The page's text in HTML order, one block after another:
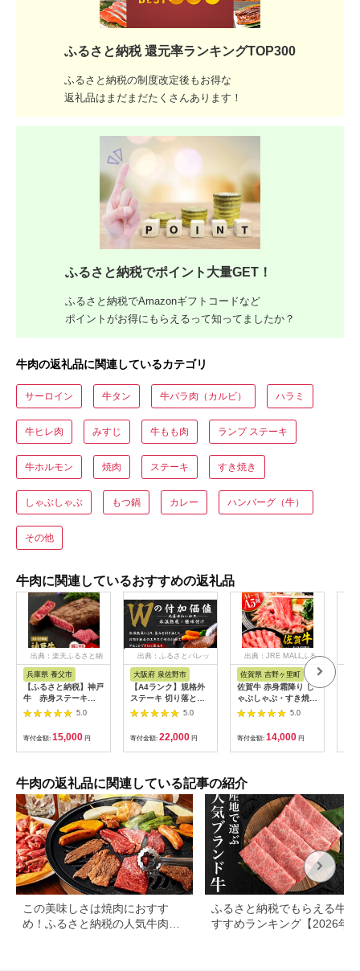
ふるさと納税 還元率ランキングTOP300
ふるさと納税の制度改定後もお得な
返礼品はまだまだたくさんあります！
ふるさと納税でポイント大量GET！
ふるさと納税でAmazonギフトコードなど
ポイントがお得にもらえるって知ってましたか？
牛肉の返礼品に関連しているカテゴリ
サーロイン 牛タン 牛バラ肉（カルビ） ハラミ
牛ヒレ肉 みすじ 牛もも肉 ランプ ステーキ
牛ホルモン 焼肉 ステーキ すき焼き
しゃぶしゃぶ もつ鍋 カレー ハンバーグ（牛）
その他
牛肉に関連しているおすすめの返礼品
出典：楽天ふるさと納
兵庫県 養父市
【ふるさと納税】神戸
牛 赤身ステーキ
(200g/300g/400g/55
0g/1200g)_ 神戸牛 神
戸ビーフ 黒毛和牛 ス
テーキ 赤身肉 牛肉 和
牛 ブランド牛 高級肉
プレゼント 焼肉 グル
メ 送料無料 【配送不
可地域：離島】
【G1440980】
5.0
寄付金額: 15,000 円
出典：ふるさとパレッ
大阪府 泉佐野市
【A4ランク】規格外
ステーキ 切り落とし
800g【スピード発送
黒毛和牛 リブロース
サーロイン 訳あり サ
イズ不揃い すてーき
氷温熟成×極味付け】
5.0
寄付金額: 22,000 円
出典：JRE MALLふる
さと納税
佐賀県 吉野ヶ里町
佐賀牛 赤身霜降り し
ゃぶしゃぶ・すき焼き
用 600g 吉野ヶ里町
5.0
寄付金額: 14,000 円
牛肉の返礼品に関連している記事の紹介
この美味しさは焼肉におすす
め！ふるさと納税の人気牛肉還
ふるさと納税でもらえる牛肉
すすめランキング【2026年